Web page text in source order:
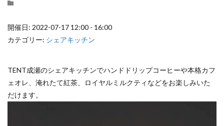
開催日: 2022-07-17 12:00 - 16:00
カテゴリー: シェアキッチン
TENT成瀬のシェアキッチンでハンドドリップコーヒーや本格カフ
ェオレ、淹れたて紅茶、ロイヤルミルクティなどをお楽しみいた
だけます。